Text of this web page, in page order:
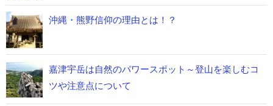
沖縄・熊野信仰の理由とは！？
嘉津宇岳は自然のパワースポット～登山を楽しむコ
ツや注意点について